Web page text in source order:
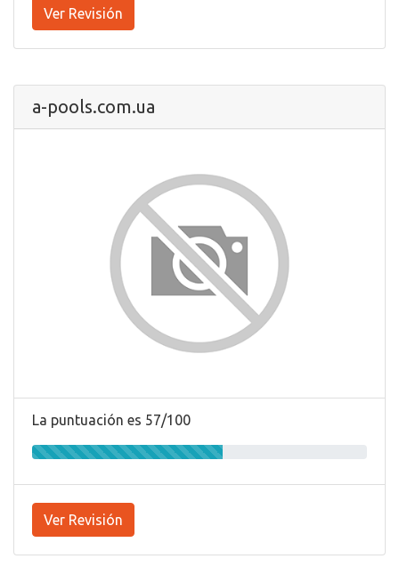
Ver Revisión
a-pools.com.ua
La puntuación es 57/100
Ver Revisión